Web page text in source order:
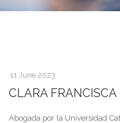
11 June 2023
CLARA FRANCISCA
Abogada por la Universidad